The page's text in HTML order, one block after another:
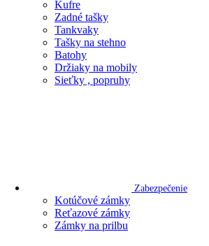
Kufre
Zadné tašky
Tankvaky
Tašky na stehno
Batohy
Držiaky na mobily
Sieťky , popruhy
Zabezpečenie
Kotúčové zámky
Reťazové zámky
Zámky na prilbu